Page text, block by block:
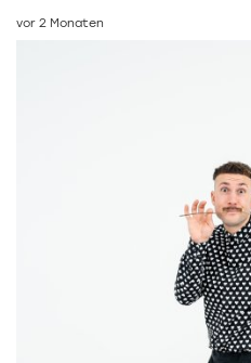
vor 2 Monaten